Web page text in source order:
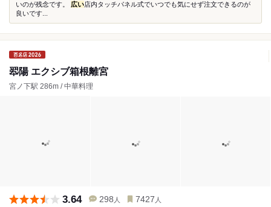
いのが残念です。 広い店内タッチパネル式でいつでも気にせず注文できるのが
良いです...
翆陽 エクシブ箱根離宮
宮ノ下駅 286m / 中華料理
3.64 298 人 7427 人